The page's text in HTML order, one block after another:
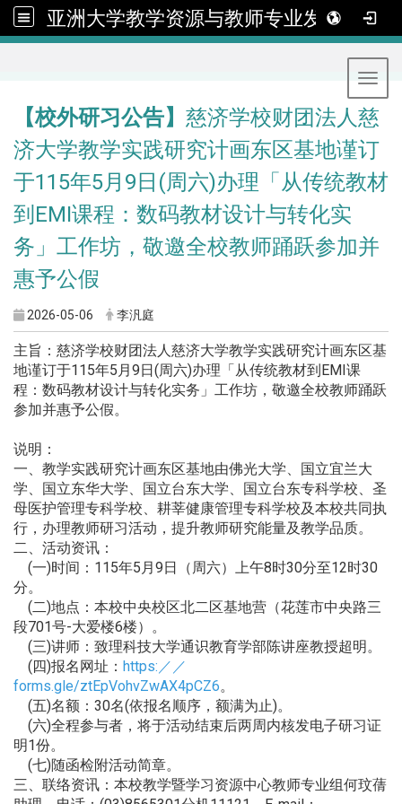
亚洲大学教学资源与教师专业发展中心
【校外研习公告】 慈济学校财团法人慈
济大学教学实践研究计画东区基地谨订
于115年5月9日(周六)办理「从传统教材
到EMI课程：数码教材设计与转化实
务」工作坊，敬邀全校教师踊跃参加并
惠予公假
2026-05-06 李汎庭
主旨：慈济学校财团法人慈济大学教学实践研究计画东区基
地谨订于115年5月9日(周六)办理「从传统教材到EMI课
程：数码教材设计与转化实务」工作坊，敬邀全校教师踊跃
参加并惠予公假。
说明：
一、教学实践研究计画东区基地由佛光大学、国立宜兰大
学、国立东华大学、国立台东大学、国立台东专科学校、圣
母医护管理专科学校、耕莘健康管理专科学校及本校共同执
行，办理教师研习活动，提升教师研究能量及教学品质。
二、活动资讯：
(一)时间：115年5月9日（周六）上午8时30分至12时30
分。
(二)地点：本校中央校区北二区基地营（花莲市中央路三
段701号-大爱楼6楼）。
(三)讲师：致理科技大学通识教育学部陈讲座教授超明。
(四)报名网址： https:／／
forms.gle/ztEpVohvZwAX4pCZ6。
(五)名额：30名(依报名顺序，额满为止)。
(六)全程参与者，将于活动结束后两周内核发电子研习证
明1份。
(七)随函检附活动简章。
三、联络资讯：本校教学暨学习资源中心教师专业组何玟蒨